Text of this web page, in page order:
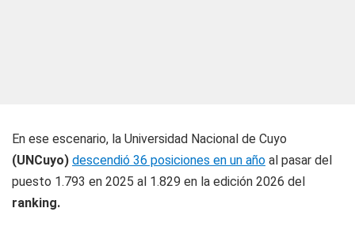
En ese escenario, la Universidad Nacional de Cuyo
(UNCuyo) descendió 36 posiciones en un año al pasar del
puesto 1.793 en 2025 al 1.829 en la edición 2026 del
ranking.